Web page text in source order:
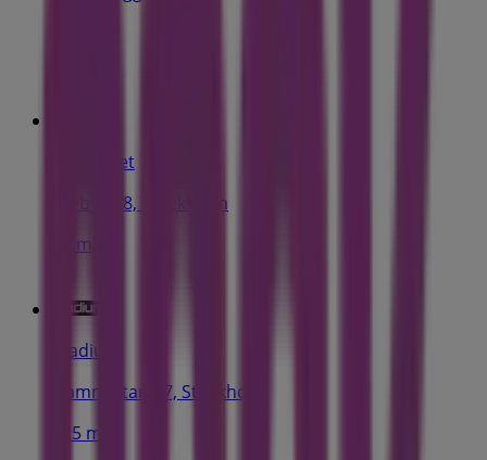
Golfhäftet
Oleby 418, Stockholm
43 m
Stadium
Hamngatan 37, Stockholm
125 m